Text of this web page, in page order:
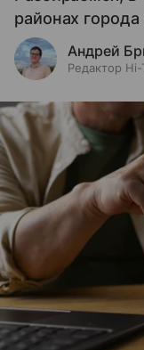
районах города
Андрей
Редактор Hi-